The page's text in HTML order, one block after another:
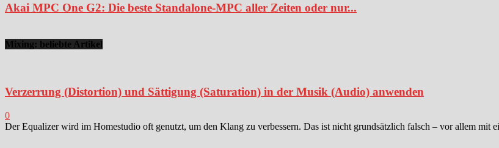
Akai MPC One G2: Die beste Standalone-MPC aller Zeiten oder nur...
Mixing: beliebte Artikel
Verzerrung (Distortion) und Sättigung (Saturation) in der Musik (Audio) anwenden
0
Der Equalizer wird im Homestudio oft genutzt, um den Klang zu verbessern. Das ist nicht grundsätzlich falsch – vor allem mit